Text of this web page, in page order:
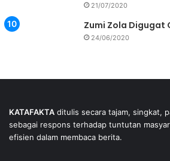
21/07/2020
Zumi Zola Digugat
24/06/2020
KATAFAKTA ditulis secara tajam, singkat,
sebagai respons terhadap tuntutan
efisien dalam membaca berita.